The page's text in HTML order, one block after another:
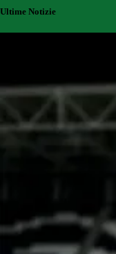
Ultime Notizie